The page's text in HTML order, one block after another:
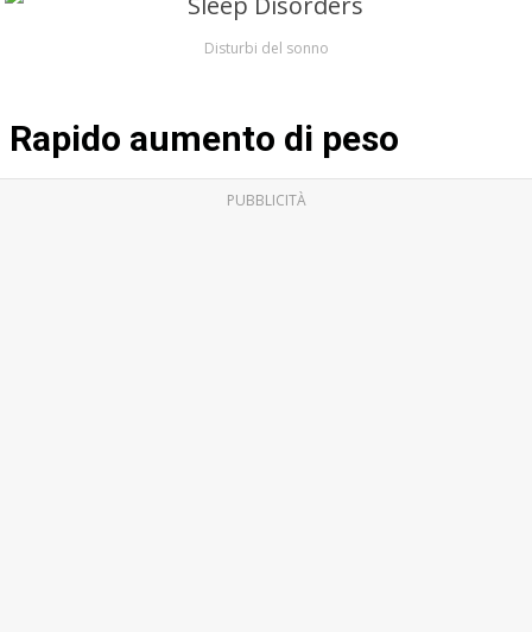
Disturbi del sonno
Rapido aumento di peso
PUBBLICITÀ